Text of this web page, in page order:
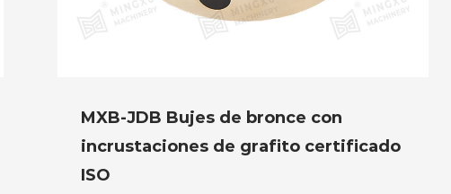
MXB-JDB Bujes de bronce con
incrustaciones de grafito certificado
ISO